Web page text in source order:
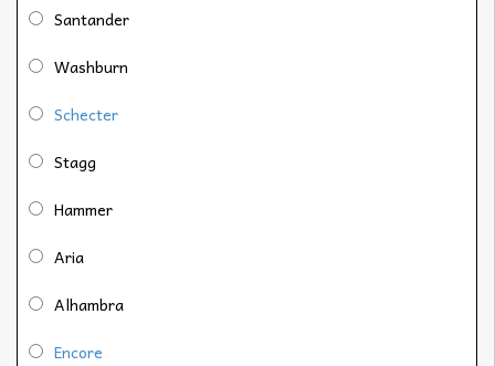
Santander
Washburn
Schecter
Stagg
Hammer
Aria
Alhambra
Encore